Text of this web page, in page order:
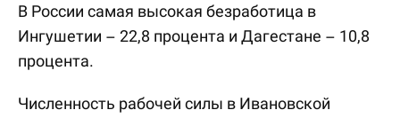
В России самая высокая безработица в
Ингушетии – 22,8 процента и Дагестане – 10,8
процента.
Численность рабочей силы в Ивановской